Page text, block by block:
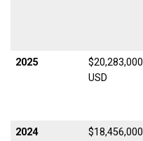
2025
$20,283,000
USD
2024
$18,456,000